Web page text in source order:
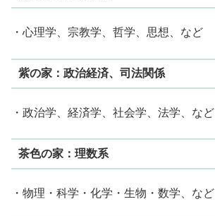
・心理学、宗教学、哲学、思想、など
紫の家：政治経済、司法関係
・政治学、経済学、社会学、法学、など
茶色の家：理数系
・物理・科学・化学・生物・数学、など